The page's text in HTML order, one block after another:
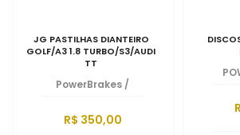
JG PASTILHAS DIANTEIRO
GOLF/A3 1.8 TURBO/S3/AUDI
TT
PowerBrakes /
R$ 350,00